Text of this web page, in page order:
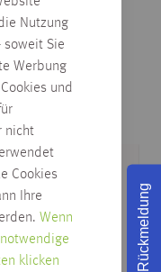
Nutzung
soweit Sie
Werbung
und
nicht
Cookies
Ihre
Wenn
klicken
Rückmeldung